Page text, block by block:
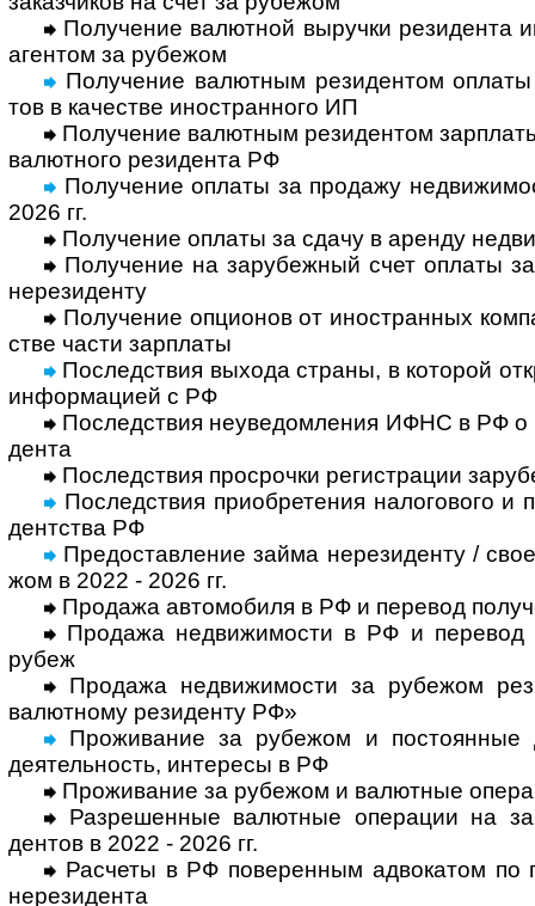
Получение валютной выручки резидента
аген­том за рубежом
Получение валютным резидентом
тов в каче­стве ино­стран­ного ИП
Получение валютным резидентом
валют­ного рези­дента РФ
Получение оплаты за продажу
2026 гг.
Получение оплаты за сдачу в аренду
Получение на зарубежный счет оплаты
нере­зи­денту
Получение опционов от иностранных
стве части зар­платы
Последствия выхода страны, в которой
инфор­ма­цией с РФ
Последствия неуведомления ИФНС в РФ о
дента
Последствия просрочки регистрации
Последствия приобретения нало­гового и
дент­ства РФ
Предоставление займа нерезиденту /
жом в 2022 - 2026 гг.
Продажа автомобиля в РФ и перевод
Продажа недвижимости в РФ и перевод
рубеж
Продажа недвижимости за рубежом
валют­ному рези­денту РФ»
Проживание за рубежом и постоянные
деятель­ность, инте­ресы в РФ
Проживание за рубежом и валютные
Разрешенные валютные операции на
дентов в 2022 - 2026 гг.
Расчеты в РФ поверенным адвокатом по
нере­зи­дента